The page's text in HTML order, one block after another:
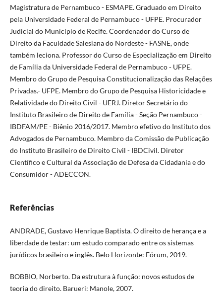
Magistratura de Pernambuco - ESMAPE. Graduado em Direito
pela Universidade Federal de Pernambuco - UFPE. Procurador
Judicial do Município de Recife. Coordenador do Curso de
Direito da Faculdade Salesiana do Nordeste - FASNE, onde
também leciona. Professor do Curso de Especialização em Direito
de Família da Universidade Federal de Pernambuco - UFPE.
Membro do Grupo de Pesquisa Constitucionalização das Relações
Privadas.- UFPE. Membro do Grupo de Pesquisa Historicidade e
Relatividade do Direito Civil - UERJ. Diretor Secretário do
Instituto Brasileiro de Direito de Família - Seção Pernambuco -
IBDFAM/PE - Biênio 2016/2017. Membro efetivo do Instituto dos
Advogados de Pernambuco. Membro da Comissão de Publicação
do Instituto Brasileiro de Direito Civil - IBDCivil. Diretor
Científico e Cultural da Associação de Defesa da Cidadania e do
Consumidor - ADECCON.
Referências
ANDRADE, Gustavo Henrique Baptista. O direito de herança e a
liberdade de testar: um estudo comparado entre os sistemas
jurídicos brasileiro e inglês. Belo Horizonte: Fórum, 2019.
BOBBIO, Norberto. Da estrutura à função: novos estudos de
teoria do direito. Barueri: Manole, 2007.